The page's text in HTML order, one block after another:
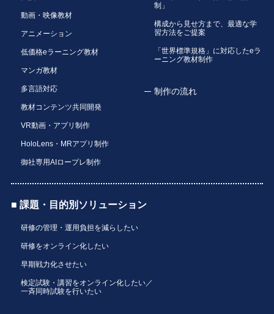
動画・映像教材
アニメーション
低価格eラーニング教材
マンガ教材
多言語対応
教材コンテンツ共同開発
VR動画・アプリ制作
HoloLens・MRアプリ制作
御社専用AIロープレ制作
制」
構成から見せ方まで、最適な学
習方法をご提案
「世界標準規格」に対応したeラ
ーニング教材制作
制作の流れ
■ 課題・目的別ソリューション
研修の管理・運用負担を減らしたい
研修をオンライン化したい
早期戦力化させたい
検定試験・講習をオンライン化したい／
一斉同時試験を行いたい